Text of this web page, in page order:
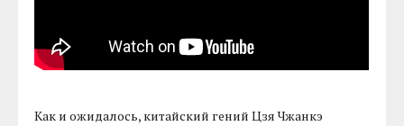
Как и ожидалось, китайский гений Цзя Чжанкэ